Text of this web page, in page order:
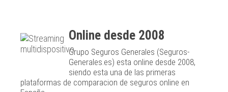
Online desde 2008
Grupo Seguros Generales (Seguros-
Generales.es) esta online desde 2008,
siendo esta una de las primeras
plataformas de comparacion de seguros online en